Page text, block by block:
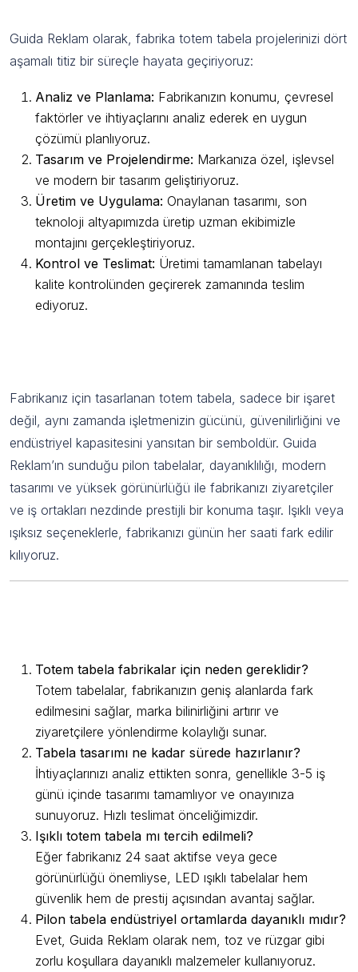
Guida Reklam olarak, fabrika totem tabela projelerinizi dört
aşamalı titiz bir süreçle hayata geçiriyoruz:
Analiz ve Planlama: Fabrikanızın konumu, çevresel
faktörler ve ihtiyaçlarını analiz ederek en uygun
çözümü planlıyoruz.
Tasarım ve Projelendirme: Markanıza özel, işlevsel
ve modern bir tasarım geliştiriyoruz.
Üretim ve Uygulama: Onaylanan tasarımı, son
teknoloji altyapımızda üretip uzman ekibimizle
montajını gerçekleştiriyoruz.
Kontrol ve Teslimat: Üretimi tamamlanan tabelayı
kalite kontrolünden geçirerek zamanında teslim
ediyoruz.
Fabrikanız için tasarlanan totem tabela, sadece bir işaret
değil, aynı zamanda işletmenizin gücünü, güvenilirliğini ve
endüstriyel kapasitesini yansıtan bir semboldür. Guida
Reklam’ın sunduğu pilon tabelalar, dayanıklılığı, modern
tasarımı ve yüksek görünürlüğü ile fabrikanızı ziyaretçiler
ve iş ortakları nezdinde prestijli bir konuma taşır. Işıklı veya
ışıksız seçeneklerle, fabrikanızı günün her saati fark edilir
kılıyoruz.
Totem tabela fabrikalar için neden gereklidir?
Totem tabelalar, fabrikanızın geniş alanlarda fark
edilmesini sağlar, marka bilinirliğini artırır ve
ziyaretçilere yönlendirme kolaylığı sunar.
Tabela tasarımı ne kadar sürede hazırlanır?
İhtiyaçlarınızı analiz ettikten sonra, genellikle 3-5 iş
günü içinde tasarımı tamamlıyor ve onayınıza
sunuyoruz. Hızlı teslimat önceliğimizdir.
Işıklı totem tabela mı tercih edilmeli?
Eğer fabrikanız 24 saat aktifse veya gece
görünürlüğü önemliyse, LED ışıklı tabelalar hem
güvenlik hem de prestij açısından avantaj sağlar.
Pilon tabela endüstriyel ortamlarda dayanıklı mıdır?
Evet, Guida Reklam olarak nem, toz ve rüzgar gibi
zorlu koşullara dayanıklı malzemeler kullanıyoruz.